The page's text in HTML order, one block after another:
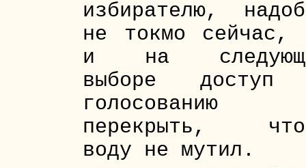
избирателю,
не токмо сейчас,
и на
выборе
голосованию
перекрыть,
воду не мутил.